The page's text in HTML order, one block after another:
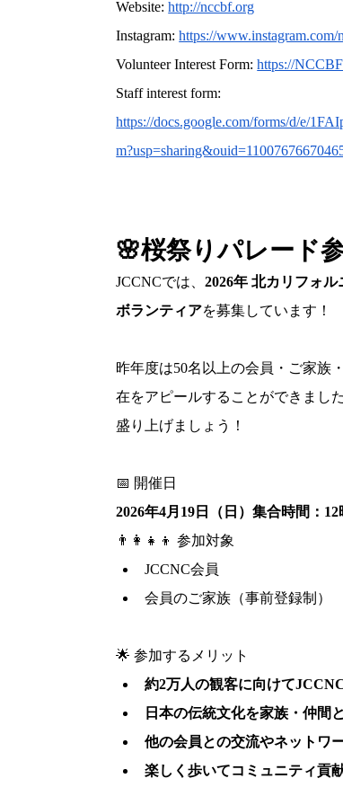
Website: http://nccbf.org
Instagram: https://www.instagram.com/
Volunteer Interest Form: https://
Staff interest form:
https://docs.google.com/forms/d/e/
🌸桜祭りパレード
JCCNCでは、2026年 北カリフォ
ボランティアを募集しています！
昨年度は50名以上の会員・ご家族
在をアピールすることができまし
盛り上げましょう！
📅 開催日
2026年4月19日（日）集合時間：
👨‍👩‍👧‍👦 参加対象
JCCNC会員
会員のご家族（事前登録制）
🌟 参加するメリット
約2万人の観客に向けて
日本の伝統文化を家族・仲間
他の会員との交流やネットワ
楽しく歩いてコミュニティ貢